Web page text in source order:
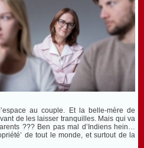
au couple. Et la belle-mère de
de les laisser tranquilles. Mais qui va
??? Ben pas mal d’Indiens hein…
de tout le monde, et surtout de la